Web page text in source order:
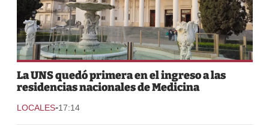
La UNS quedó primera en el ingreso a las
residencias nacionales de Medicina
LOCALES-17:14